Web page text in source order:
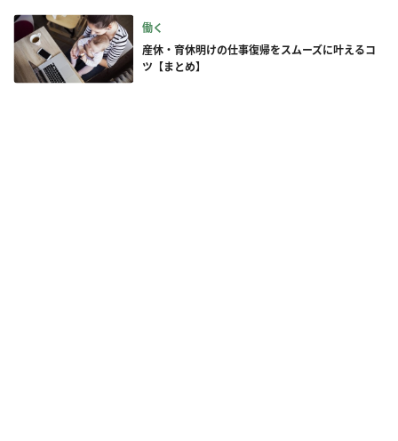
働く
産休・育休明けの仕事復帰をスムーズに叶えるコ
ツ【まとめ】